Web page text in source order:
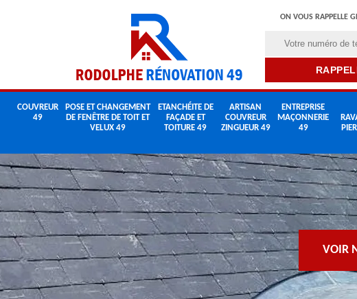
ON VOUS RAPPELLE
COUVREUR
49
POSE ET CHANGEMENT
DE FENÊTRE DE TOIT ET
VELUX 49
ETANCHÉITE DE
FAÇADE ET
TOITURE 49
ARTISAN
COUVREUR
ZINGUEUR 49
ENTREPRISE
MAÇONNERIE
49
VOIR